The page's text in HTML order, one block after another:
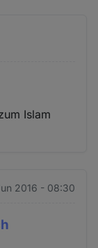
Islam
2016 - 08:30